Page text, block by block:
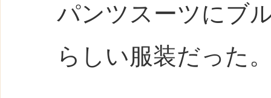
パンツスーツにブ
らしい服装だった